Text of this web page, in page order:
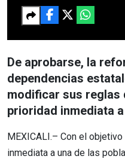
De aprobarse, la
dependencias
modificar sus reglas
prioridad inmediata
MEXICALI.– Con el
inmediata a una de las